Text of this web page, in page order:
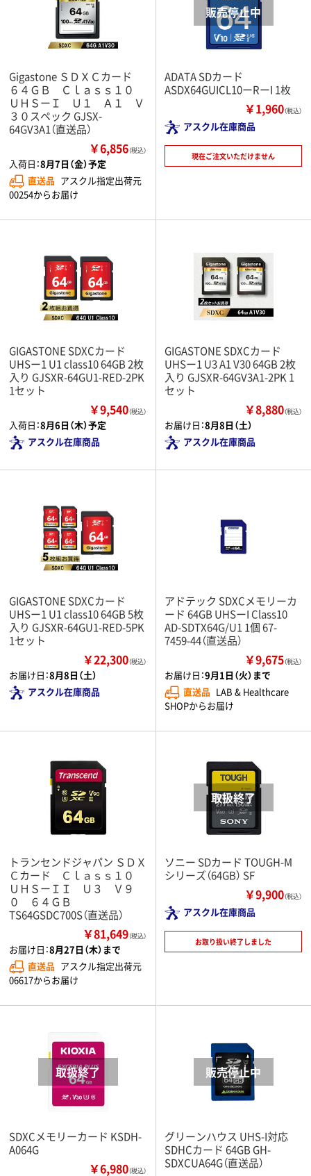
Gigastone ＳＤＸＣカード
６４ＧＢ Ｃｌａｓｓ１０
ＵＨＳーＩ Ｕ１ Ａ１ Ｖ
３０スペック GJSX-
64GV3A1（直送品）
￥6,856（税込）
入荷日：8月7日（金）予定
直送品 アスクル指定出荷元
00254からお届け
ADATA SDカード
ASDX64GUICL10ーRーI 1枚
￥1,960（税込）
アスクル在庫商品
現在ご注文いただけません
GIGASTONE SDXCカード
UHSー1 U1 class10 64GB 2枚
入り GJSXR-64GU1-RED-2PK
1セット
￥9,540（税込）
入荷日：8月6日（木）予定
アスクル在庫商品
GIGASTONE SDXCカード
UHSー1 U3 A1 V30 64GB 2枚
入り GJSXR-64GV3A1-2PK 1
セット
￥8,880（税込）
お届け日：8月8日（土）
アスクル在庫商品
GIGASTONE SDXCカード
UHSー1 U1 class10 64GB 5枚
入り GJSXR-64GU1-RED-5PK
1セット
￥22,300（税込）
お届け日：8月8日（土）
アスクル在庫商品
アドテック SDXCメモリーカ
ード 64GB UHSーI Class10
AD-SDTX64G/U1 1個 67-
7459-44（直送品）
￥9,675（税込）
お届け日：9月1日（火）まで
直送品 LAB & Healthcare
SHOPからお届け
トランセンドジャパン ＳＤＸ
Ｃカード Ｃｌａｓｓ１０
ＵＨＳーＩＩ Ｕ３ Ｖ９
０ ６４ＧＢ
TS64GSDC700S（直送品）
￥81,649（税込）
お届け日：8月27日（木）まで
直送品 アスクル指定出荷元
06617からお届け
ソニー SDカード TOUGH-M
シリーズ（64GB） SF
￥9,900（税込）
アスクル在庫商品
お取り扱い終了しました
SDXCメモリーカード KSDH-
A064G
￥6,980（税込）
グリーンハウス UHS-I対応
SDHCカード 64GB GH-
SDXCUA64G（直送品）